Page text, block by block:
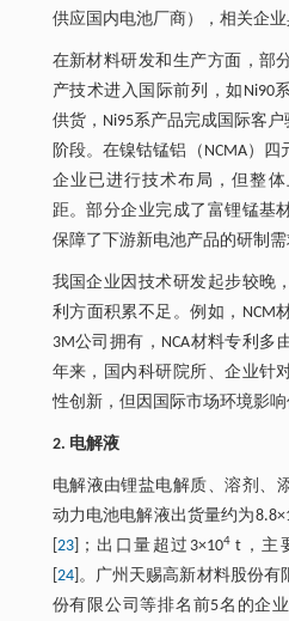
供应国内电池厂商），相关企业
在新材料研发和生产方面，部
产技术进入国际前列，如Ni90
供货，Ni95系产品完成国际客
阶段。在镍钴锰铝（NCMA）
企业已进行技术布局，但整
距。部分企业完成了富锂锰基
保障了下游新电池产品的研制需
我国企业因技术研发起步较晚
利方面积累不足。例如，NCM
3M公司拥有，NCA材料专利多
年来，国内科研院所、企业针
性创新，但因国际市场环境影响
2. 电解液
电解液由锂盐电解质、溶剂、
动力电池电解液出货量约为
23]；出口量超过3×104t，主
24]。广州天赐高新材料股份有
份有限公司等排名前5名的企